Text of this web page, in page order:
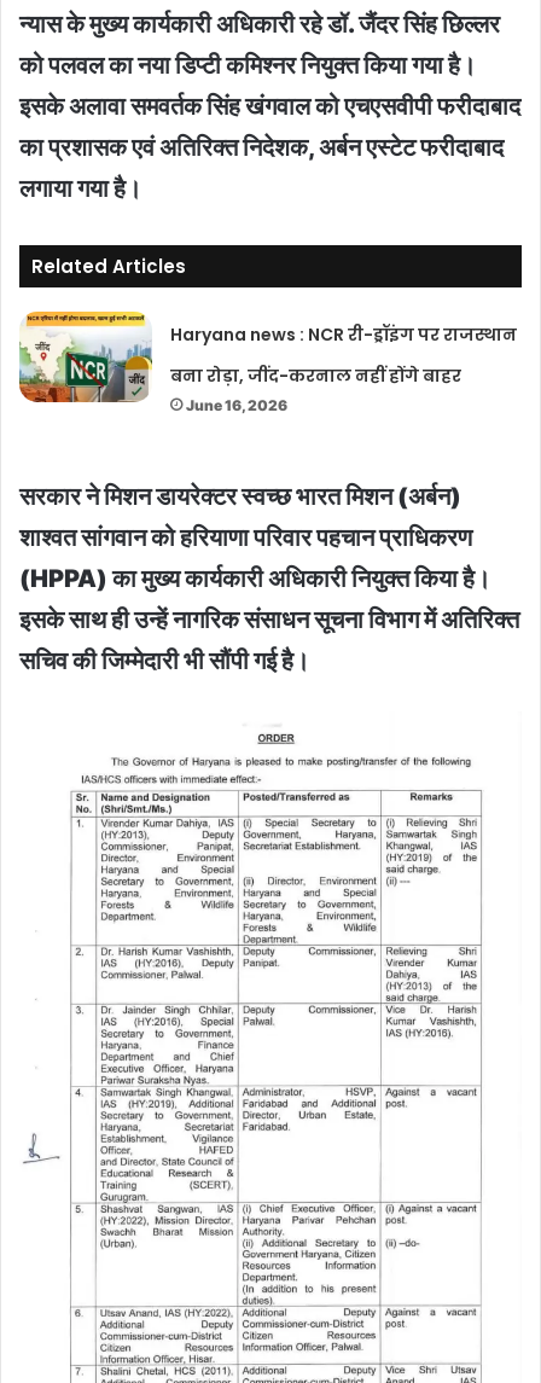
न्यास के मुख्य कार्यकारी अधिकारी रहे डॉ. जैंदर सिंह छिल्लर
को पलवल का नया डिप्टी कमिश्नर नियुक्त किया गया है।
इसके अलावा समवर्तक सिंह खंगवाल को एचएसवीपी फरीदाबाद
का प्रशासक एवं अतिरिक्त निदेशक, अर्बन एस्टेट फरीदाबाद
लगाया गया है।
Related Articles
Haryana news : NCR री-ड्रॉइंग पर राजस्थान
बना रोड़ा, जींद-करनाल नहीं होंगे बाहर
June 16, 2026
सरकार ने मिशन डायरेक्टर स्वच्छ भारत मिशन (अर्बन)
शाश्वत सांगवान को हरियाणा परिवार पहचान प्राधिकरण
(HPPA) का मुख्य कार्यकारी अधिकारी नियुक्त किया है।
इसके साथ ही उन्हें नागरिक संसाधन सूचना विभाग में अतिरिक्त
सचिव की जिम्मेदारी भी सौंपी गई है।